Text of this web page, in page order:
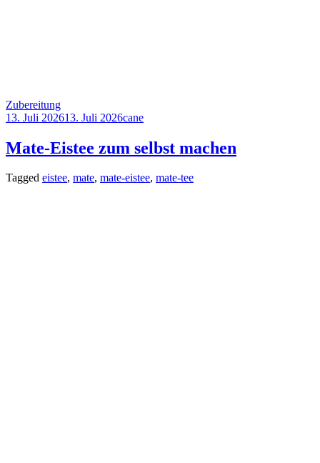
Zubereitung
13. Juli 202613. Juli 2026cane
Mate-Eistee zum selbst machen
Tagged eistee, mate, mate-eistee, mate-tee